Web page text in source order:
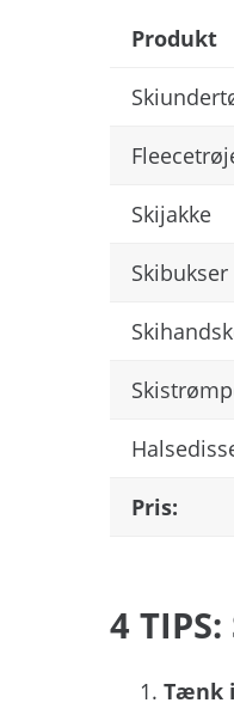
Produkt
Skijakke
Skibukser
Pris:
4
Tænk